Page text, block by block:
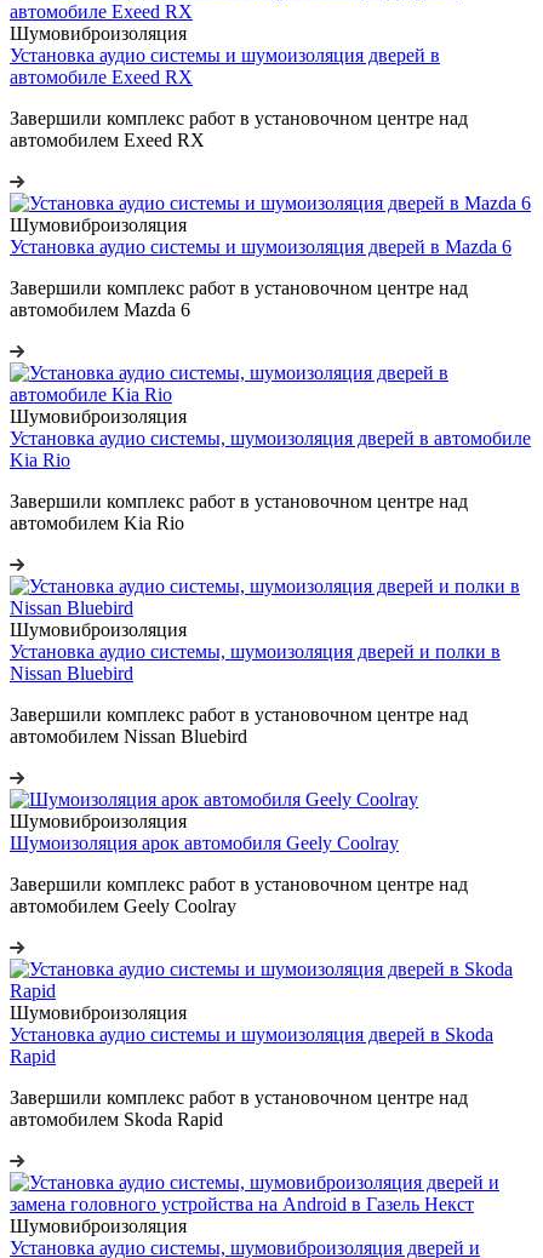
Шумовиброизоляция
Установка аудио системы и шумоизоляция дверей в
автомобиле Exeed RX
Завершили комплекс работ в установочном центре над
автомобилем Exeed RX
Шумовиброизоляция
Установка аудио системы и шумоизоляция дверей в Mazda 6
Завершили комплекс работ в установочном центре над
автомобилем Mazda 6
Шумовиброизоляция
Установка аудио системы, шумоизоляция дверей в автомобиле
Kia Rio
Завершили комплекс работ в установочном центре над
автомобилем Kia Rio
Шумовиброизоляция
Установка аудио системы, шумоизоляция дверей и полки в
Nissan Bluebird
Завершили комплекс работ в установочном центре над
автомобилем Nissan Bluebird
Шумовиброизоляция
Шумоизоляция арок автомобиля Geely Coolray
Завершили комплекс работ в установочном центре над
автомобилем Geely Coolray
Шумовиброизоляция
Установка аудио системы и шумоизоляция дверей в Skoda
Rapid
Завершили комплекс работ в установочном центре над
автомобилем Skoda Rapid
Шумовиброизоляция
Установка аудио системы, шумовиброизоляция дверей и